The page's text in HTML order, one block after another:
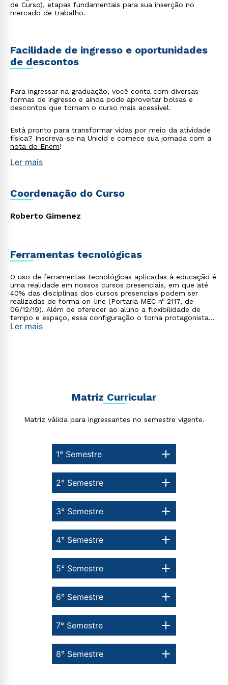
de Curso), etapas fundamentais para sua inserção no
mercado de trabalho.
Facilidade de ingresso e oportunidades
de descontos
Para ingressar na graduação, você conta com diversas
formas de ingresso e ainda pode aproveitar bolsas e
descontos que tornam o curso mais acessível.
Está pronto para transformar vidas por meio da atividade
física? Inscreva-se na Unicid e comece sua jornada com a
nota do Enem!
Ler mais
Coordenação do Curso
Roberto Gimenez
Ferramentas tecnológicas
O uso de ferramentas tecnológicas aplicadas à educação é
uma realidade em nossos cursos presenciais, em que até
40% das disciplinas dos cursos presenciais podem ser
realizadas de forma on-line (Portaria MEC nº 2117, de
06/12/19). Além de oferecer ao aluno a flexibilidade de
tempo e espaço, essa configuração o torna protagonista
no processo de construção do seu conhecimento.
Ler mais
Matriz Curricular
Matriz válida para ingressantes no semestre vigente.
1° Semestre
8° Semestre
7° Semestre
6° Semestre
5° Semestre
4° Semestre
3° Semestre
2° Semestre
ou
Estou de acordo com aPolítica de Privacidade.e
autorizo que meus dados sejam utilizados para o
envio de conteúdos da Cruzeiro do Sul.